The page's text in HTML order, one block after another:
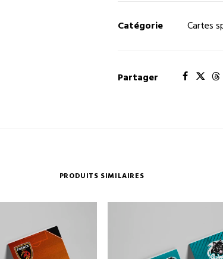
sportives
visuel
Catégorie Cartes
Partager
PRODUITS SIMILAIRES